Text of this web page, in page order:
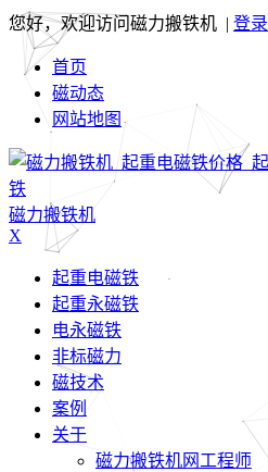
您好，欢迎访问磁力搬铁机 | 登录
首页
磁动态
网站地图
磁力搬铁机
X
起重电磁铁
起重永磁铁
电永磁铁
非标磁力
磁技术
案例
关于
磁力搬铁机网工程师